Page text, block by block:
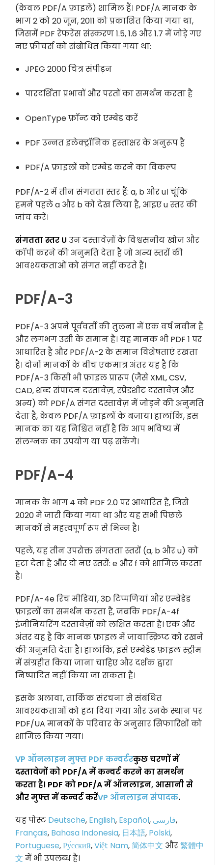
(केवल PDF/A फ़ाइलें) शामिल हैं। PDF/A मानक के
भाग 2 को 20 जून, 2011 को प्रकाशित किया गया था,
जिसमें PDF रेफरेंस संस्करण 1.5, 1.6 और 1.7 में जोड़े गए
नए फ़ीचर्स को संबोधित किया गया था:
JPEG 2000 चित्र संपीड़न
पारदर्शिता प्रभावों और परतों का समर्थन करता है
OpenType फ़ॉन्ट को एम्बेड करें
PDF उन्नत इलेक्ट्रॉनिक हस्ताक्षर के अनुरूप है
PDF/A फ़ाइलों को एम्बेड करने का विकल्प
PDF/A-2 में तीन संगतता स्तर हैं: a, b और u। चूंकि
हमने पहले a और b को देख लिया है, आइए u स्तर की
जांच करें।
संगतता स्तर U उन दस्तावेज़ों के विश्वसनीय खोज और
कॉपी करने की अनुमति देता है जो अन्य स्तरों की
आवश्यकताओं को संगत नहीं करते हैं।
PDF/A-3
PDF/A-3 अपने पूर्ववर्ती की तुलना में एक वर्ष नवीन है
और लगभग उसी के समान है। यह मानक भी PDF 1 पर
आधारित है और PDF/A-2 के समान विशेषताएं रखता
है। दोनों मानकों के बीच एकमात्र अंतर यह है कि
PDF/A-3 किसी भी फ़ाइल प्रारूप (जैसे XML, CSV,
CAD, शब्द संपादन दस्तावेज़, स्प्रेडशीट दस्तावेज़ और
अन्य) को PDF/A संगत दस्तावेज़ में जोड़ने की अनुमति
देता है, केवल PDF/A फ़ाइलों के बजाय। हालांकि, इस
मानक का यह निश्चित नहीं है कि आप भविष्य में
संलग्नक का उपयोग या पढ़ सकेंगे।
PDF/A-4
मानक के भाग 4 को PDF 2.0 पर आधारित है, जिसे
2020 में जारी किया गया था और यह सभी पिछले
मानकों से महत्वपूर्ण रूप से भिन्न है।
पहले, यह तीन उपरोक्त संगतता स्तरों (a, b और u) को
हटा देता है और दो नए स्तरों: e और f को शामिल करता
है।
PDF/A-4e रिच मीडिया, 3D टिप्पणियां और एम्बेडेड
फ़ाइलों का समर्थन करता है, जबकि PDF/A-4f
इंजीनियरिंग दस्तावेज़ों को लक्षित करता है। एक और
अंतर यह है कि मानक फ़ाइल में जावास्क्रिप्ट को रखने
की अनुमति देता है। हालांकि, इसे एम्बेडेड फ़ाइल स्ट्रीम
में संग्रहीत किया जाना चाहिए और दर्शक द्वारा
निष्पादित नहीं किया जा सकता है।
इसके अलावा, तार्किक संरचना से संबंधित
आवश्यकताओं को हटा दिया गया और उनके स्थान पर
PDF/UA मानकों के परिवार के अनुसार सिफारिशों को
शामिल किया गया।
VP ऑनलाइन मुफ्त PDF कन्वर्टरकुछ चरणों में
दस्तावेजों को PDF/A में कन्वर्ट करने का समर्थन
करता है। PDF को PDF/A में ऑनलाइन, आसानी से
और मुफ्त में कन्वर्ट करेंVP ऑनलाइन संपादक.
यह पोस्ट Deutsche, English, Español, فارسی,
Français, Bahasa Indonesia, 日本語, Polski,
Portuguese,Ру́сский,Việt Nam,简体中文 और繁體中
文 में भी उपलब्ध है।